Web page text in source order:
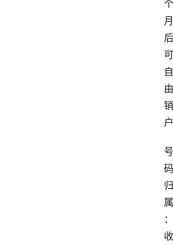
个
月
后
可
自
由
销
户
号
码
归
属
：
收